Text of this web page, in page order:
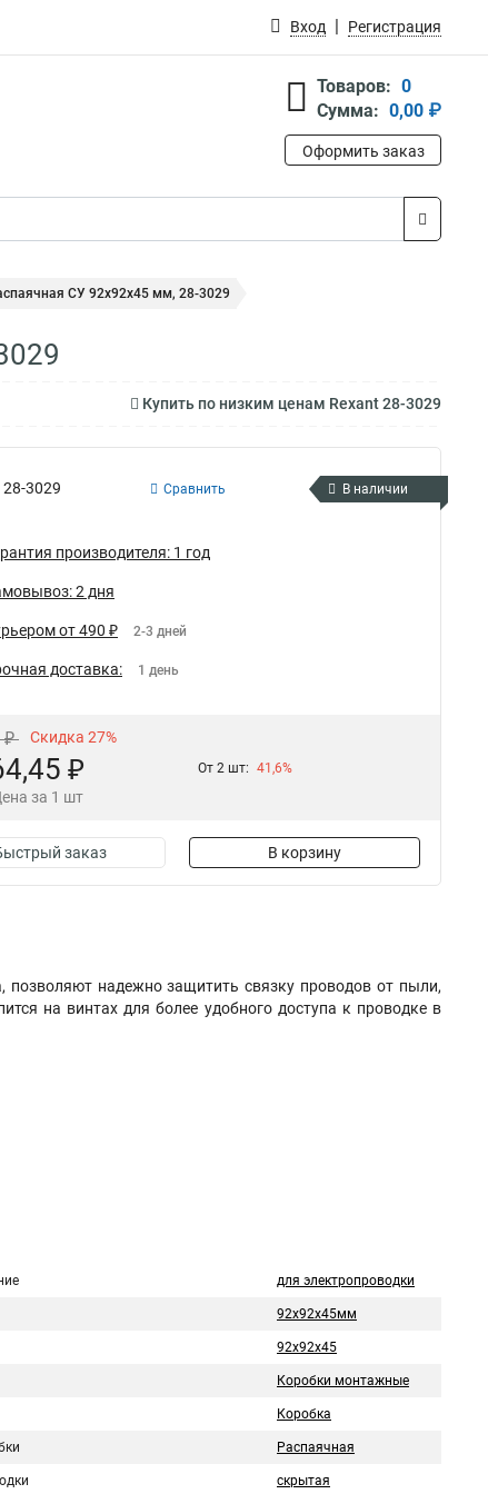
Вход Регистрация
Товаров: 0
Сумма: 0,00 ₽
Оформить заказ
СУ 92х92х45 мм, 28-3029
Купить по низким ценам Rexant 28-3029
28-3029 Сравнить В наличии
производителя: 1 год
2 дня
от 490 ₽ 2-3 дней
доставка: 1 день
₽ Скидка 27%
₽
за 1 шт
От 2 шт: 41,6%
заказ В корзину
надежно защитить связку проводов от пыли,
на винтах для более удобного доступа к проводке в
для электропроводки
92х92х45мм
92х92х45
Коробки монтажные
Коробка
Распаячная
скрытая